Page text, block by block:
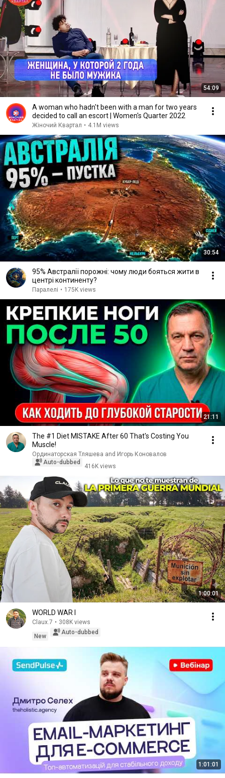
54:09
A woman who hadn't been with a man for two years
decided to call an escort | Women's Quarter 2022
Жіночий Квартал • 4.1M views
30:54
95% Австралії порожні: чому люди бояться жити в
центрі континенту?
Паралелі • 175K views
21:11
The #1 Diet MISTAKE After 60 That's Costing You
Muscle!
Ординаторская Тляшева and Игорь Коновалов
Auto-dubbed
416K views
1:00:01
WORLD WAR I
Claux.7 • 308K views
New
Auto-dubbed
1:01:01